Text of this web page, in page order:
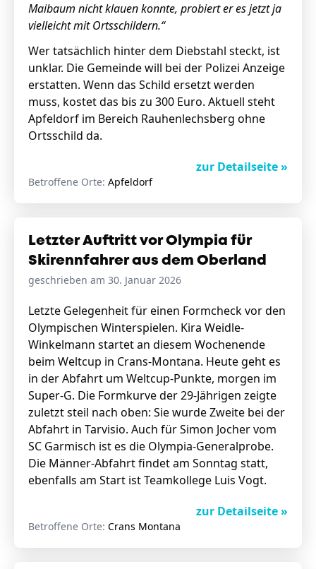
Maibaum nicht klauen konnte, probiert er es jetzt ja
vielleicht mit Ortsschildern.“
Wer tatsächlich hinter dem Diebstahl steckt, ist
unklar. Die Gemeinde will bei der Polizei Anzeige
erstatten. Wenn das Schild ersetzt werden
muss, kostet das bis zu 300 Euro. Aktuell steht
Apfeldorf im Bereich Rauhenlechsberg ohne
Ortsschild da.
zur Detailseite »
Betroffene Orte: Apfeldorf
Letzter Auftritt vor Olympia für
Skirennfahrer aus dem Oberland
geschrieben am 30. Januar 2026
Letzte Gelegenheit für einen Formcheck vor den
Olympischen Winterspielen. Kira Weidle-
Winkelmann startet an diesem Wochenende
beim Weltcup in Crans-Montana. Heute geht es
in der Abfahrt um Weltcup-Punkte, morgen im
Super-G. Die Formkurve der 29-Jährigen zeigte
zuletzt steil nach oben: Sie wurde Zweite bei der
Abfahrt in Tarvisio. Auch für Simon Jocher vom
SC Garmisch ist es die Olympia-Generalprobe.
Die Männer-Abfahrt findet am Sonntag statt,
ebenfalls am Start ist Teamkollege Luis Vogt.
zur Detailseite »
Betroffene Orte: Crans Montana